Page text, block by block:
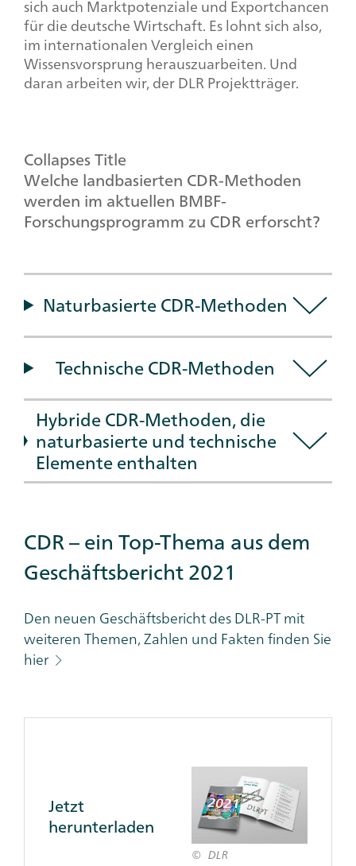
sich auch Marktpotenziale und Exportchancen
für die deutsche Wirtschaft. Es lohnt sich also,
im internationalen Vergleich einen
Wissensvorsprung herauszuarbeiten. Und
daran arbeiten wir, der DLR Projektträger.
Collapses Title
Welche landbasierten CDR-Methoden
werden im aktuellen BMBF-
Forschungsprogramm zu CDR erforscht?
Collapses
Naturbasierte CDR-Methoden
Technische CDR-Methoden
Hybride CDR-Methoden, die
naturbasierte und technische
Elemente enthalten
Additional
Links
Category
CDR – ein Top-​Thema aus dem
Geschäftsbericht 2021
Den neuen Geschäftsbericht des DLR-PT mit
weiteren Themen, Zahlen und Fakten finden Sie
hier
Client
Jetzt
herunterladen
DLR